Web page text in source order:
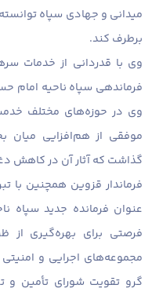
میدانی و جهادی سپاه
برطرف کند.
وی با قدردانی از خدمات
فرماندهی سپاه ناحیه امام
وی در حوزه‌های مختلف
موفقی از هم‌افزایی میان
گذاشت که آثار آن در کاهش
فرماندار قزوین همچنین با
عنوان فرمانده جدید سپاه
فرصتی برای بهره‌گیری از
مجموعه‌های اجرایی و
گرو تقویت شورای تأمین و